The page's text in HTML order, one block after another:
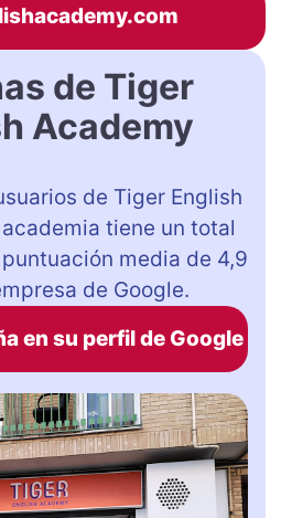
de Tiger
Academy
de Tiger English
tiene un total
media de 4,9
de Google.
en su perfil de Google